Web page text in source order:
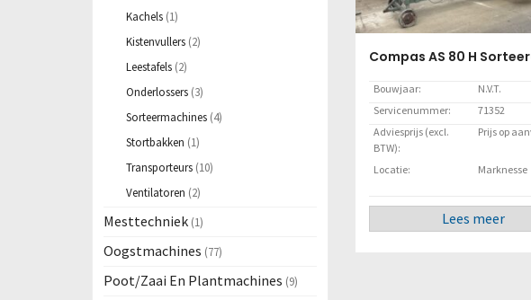
Compas AS 80 H
Bouwjaar:
N.V.T.
Servicenummer:
71352
Adviesprijs (excl.
BTW):
Prijs op
Locatie: Marknesse
Lees meer
Kachels (1)
Kistenvullers (2)
Leestafels (2)
Onderlossers (3)
Sorteermachines (4)
Stortbakken (1)
Transporteurs (10)
Ventilatoren (2)
Mesttechniek (1)
Oogstmachines (77)
Poot/Zaai En Plantmachines (9)